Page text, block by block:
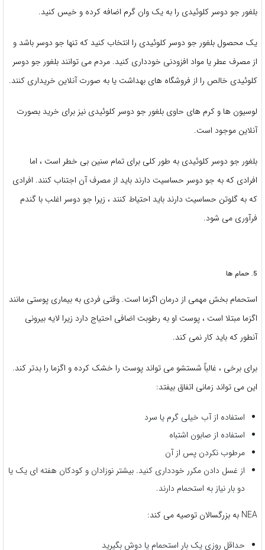
بلغور جو دوسر کلوئیدی را به یک وان گرم اضافه کرده و خیس کنید.
یک محصول بلغور جو دوسر کلوئیدی را انتخاب کنید که تنها جو دوسر باشد و
از مصرف عطر یا مواد افزودنی خودداری کنید. مردم می توانند بلغور جو دوسر
کلوئیدی خالص را از فروشگاه های بهداشت یا به صورت آنلاین خریداری کنند.
لوسیون ها و کرم های حاوی بلغور جو دوسر کلوئیدی نیز برای خرید بصورت
آنلاین موجود است.
بلغور جو دوسر کلوئیدی به طور کلی برای تمام سنین بی خطر است ، اما
افرادی که به جو دوسر حساسیت دارند باید از مصرف آن اجتناب کنند. افرادی
که به گلوتن حساسیت دارند باید احتیاط کنند ، زیرا جو دوسر اغلب با گندم
فرآوری می شود.
5. حمام ها
استحمام بخش مهمی از درمان اگزما است. وقتی فردی به بیماری پوستی مانند
اگزما مبتلا است ، پوست او به رطوبت اضافی احتیاج دارد زیرا لایه بیرونی
آنطور که باید کار نمی کند.
برای برخی ، غالباً شستشو می تواند پوست را خشک کرده و اگزما را بدتر کند.
این می تواند زمانی اتفاق بیفتد:
استفاده از آب خیلی گرم یا سرد
استفاده از صابون اشتباه
مرطوب نکردن پس از آن
از غسل دادن مکرر خودداری کنید. بیشتر نوزادان و کودکان هفته ای یک یا
دو بار نیاز به استحمام دارند.
NEA به بزرگسالان توصیه می کند:
حداقل روزی یک بار استحمام یا دوش بگیرید